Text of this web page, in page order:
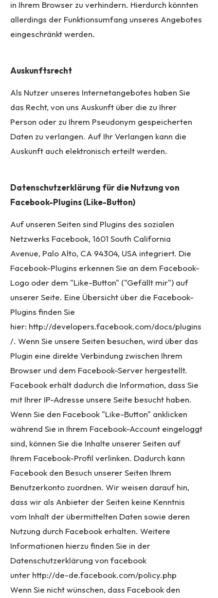
in Ihrem Browser zu verhindern. Hierdurch könnten
allerdings der Funktionsumfang unseres Angebotes
eingeschränkt werden.
Auskunftsrecht
Als Nutzer unseres Internetangebotes haben Sie
das Recht, von uns Auskunft über die zu Ihrer
Person oder zu Ihrem Pseudonym gespeicherten
Daten zu verlangen. Auf Ihr Verlangen kann die
Auskunft auch elektronisch erteilt werden.
Datenschutzerklärung für die Nutzung von
Facebook-Plugins (Like-Button)
Auf unseren Seiten sind Plugins des sozialen
Netzwerks Facebook, 1601 South California
Avenue, Palo Alto, CA 94304, USA integriert. Die
Facebook-Plugins erkennen Sie an dem Facebook-
Logo oder dem "Like-Button" ("Gefällt mir") auf
unserer Seite. Eine Übersicht über die Facebook-
Plugins finden Sie
hier: http://developers.facebook.com/docs/plugins
/. Wenn Sie unsere Seiten besuchen, wird über das
Plugin eine direkte Verbindung zwischen Ihrem
Browser und dem Facebook-Server hergestellt.
Facebook erhält dadurch die Information, dass Sie
mit Ihrer IP-Adresse unsere Seite besucht haben.
Wenn Sie den Facebook "Like-Button" anklicken
während Sie in Ihrem Facebook-Account eingeloggt
sind, können Sie die Inhalte unserer Seiten auf
Ihrem Facebook-Profil verlinken. Dadurch kann
Facebook den Besuch unserer Seiten Ihrem
Benutzerkonto zuordnen. Wir weisen darauf hin,
dass wir als Anbieter der Seiten keine Kenntnis
vom Inhalt der übermittelten Daten sowie deren
Nutzung durch Facebook erhalten. Weitere
Informationen hierzu finden Sie in der
Datenschutzerklärung von facebook
unter http://de-de.facebook.com/policy.php
Wenn Sie nicht wünschen, dass Facebook den